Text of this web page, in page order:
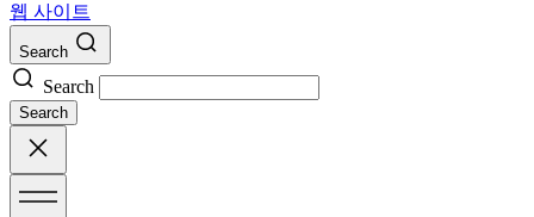
웹 사이트
Search
Search
Search